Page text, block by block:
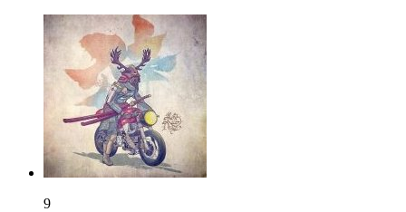
9